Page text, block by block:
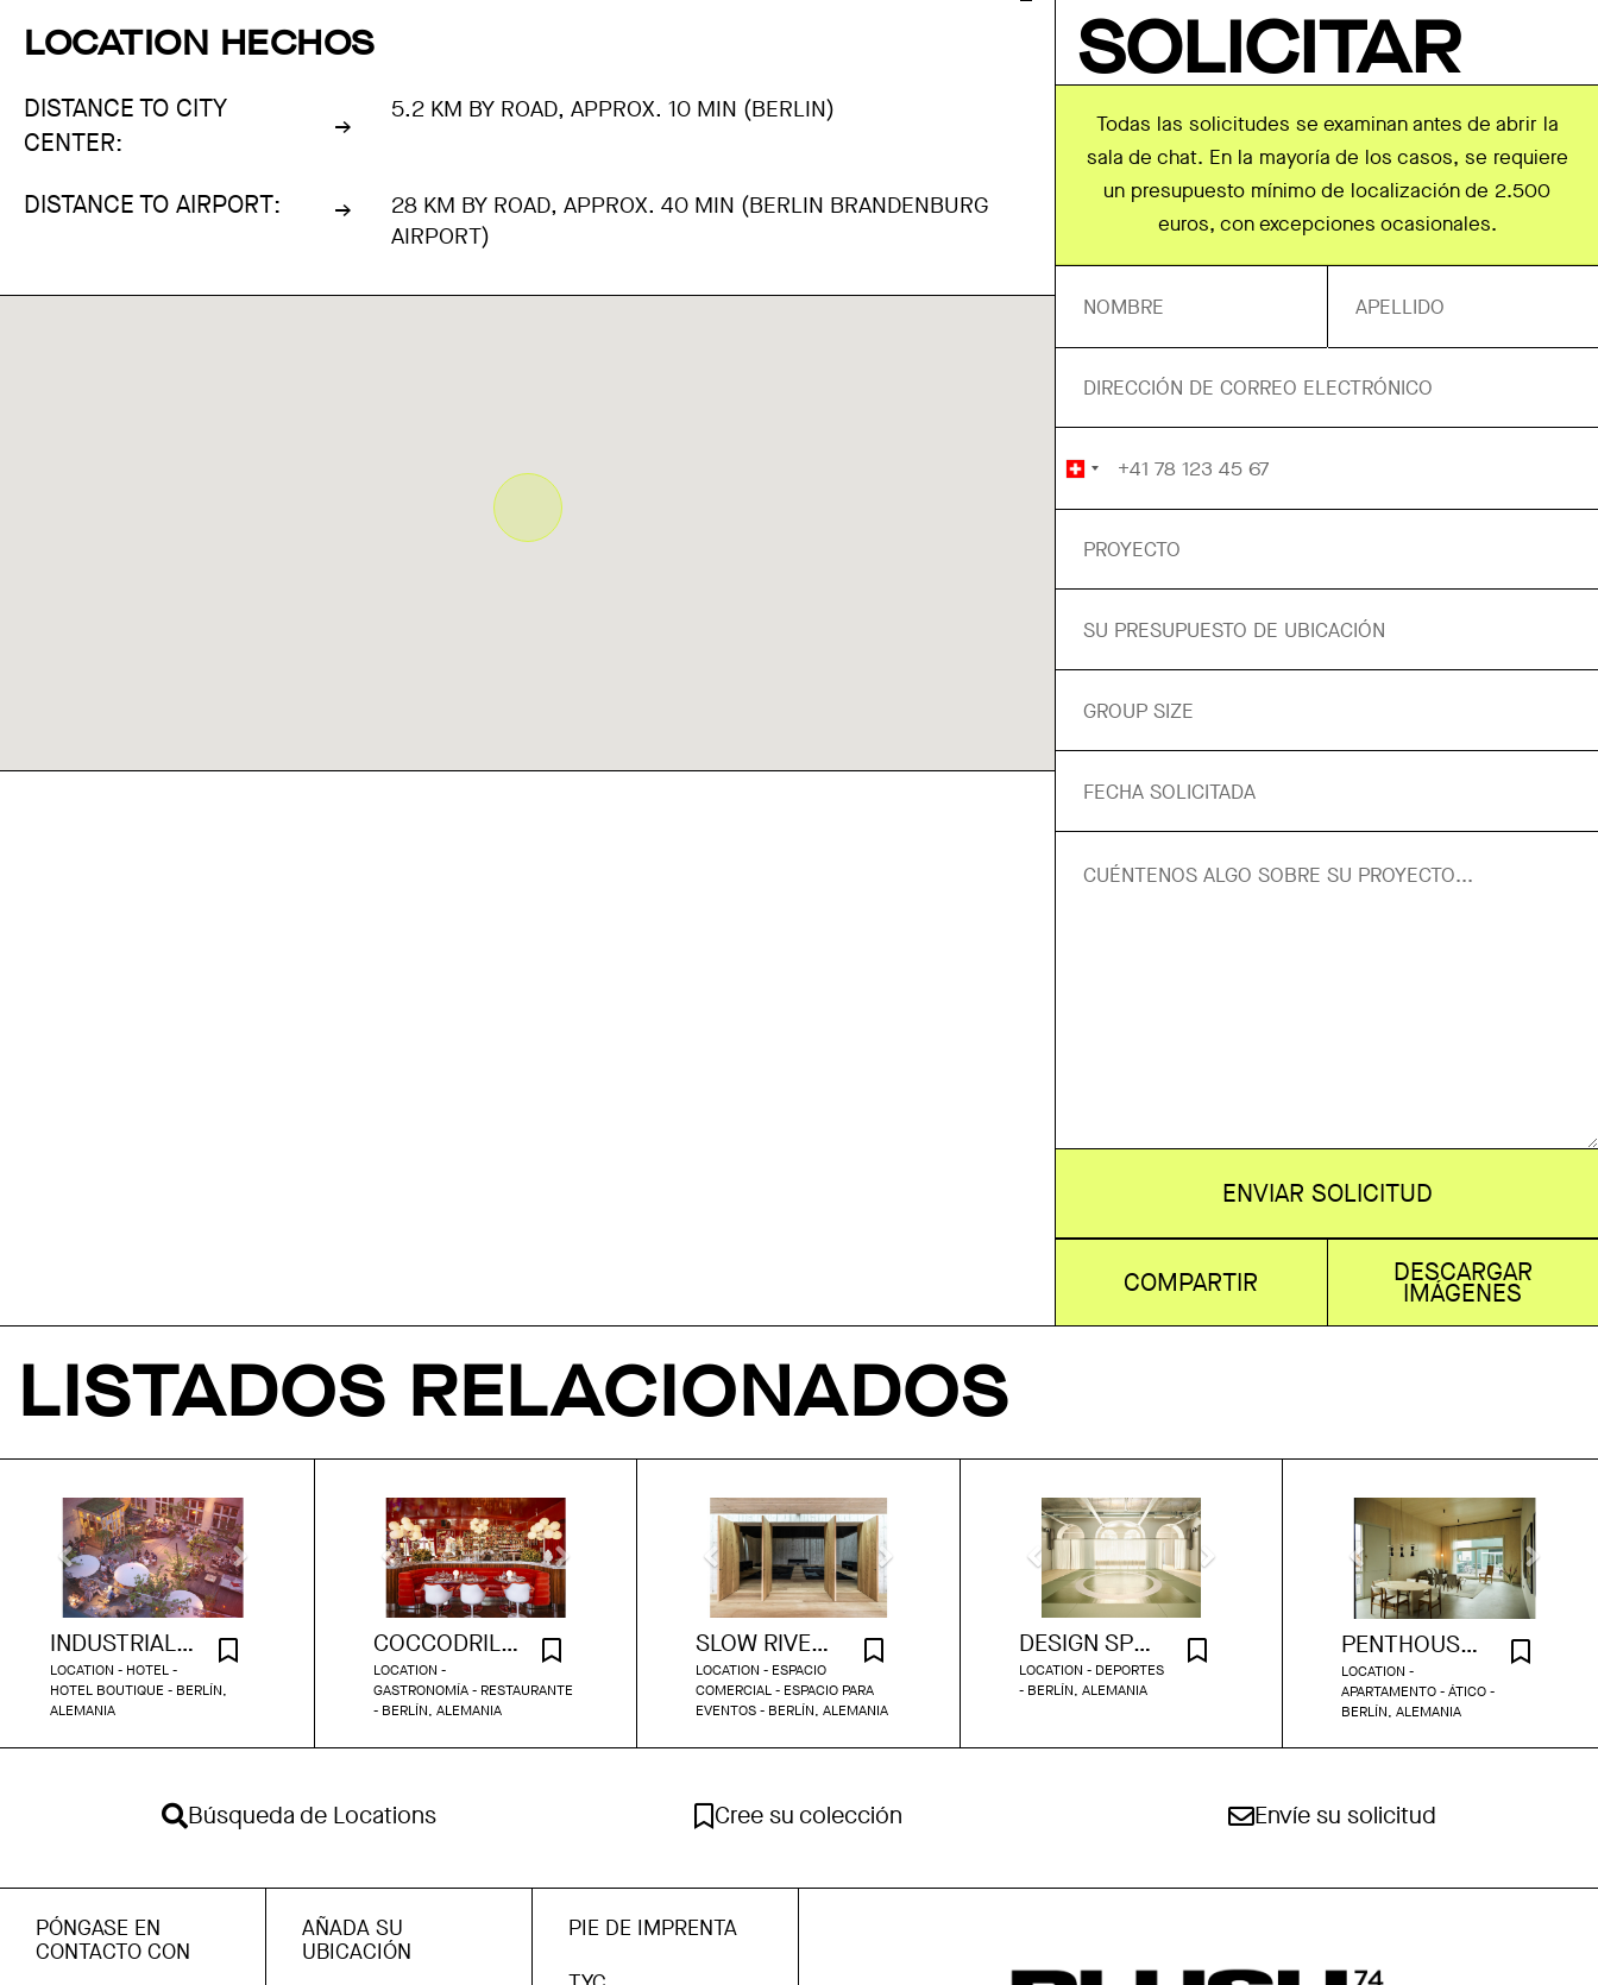
LOCATION HECHOS
DISTANCE TO CITY
CENTER:
5.2 KM BY ROAD, APPROX. 10 MIN (BERLIN)
DISTANCE TO AIRPORT:
28 KM BY ROAD, APPROX. 40 MIN (BERLIN BRANDENBURG
AIRPORT)
SOLICITAR
Todas las solicitudes se examinan antes de abrir la
sala de chat. En la mayoría de los casos, se requiere
un presupuesto mínimo de localización de 2.500
euros, con excepciones ocasionales.
ENVIAR SOLICITUD
COMPARTIR DESCARGAR
IMÁGENES
LISTADOS RELACIONADOS
INDUSTRIAL BOUTIQUE HOTEL BERLIN
LOCATION - HOTEL -
HOTEL BOUTIQUE - BERLÍN,
ALEMANIA
COCCODRILLO
LOCATION -
GASTRONOMÍA - RESTAURANTE
- BERLÍN, ALEMANIA
SLOW RIVERSIDE SOUND TEMPLE
LOCATION - ESPACIO
COMERCIAL - ESPACIO PARA
EVENTOS - BERLÍN, ALEMANIA
DESIGN SPORTS STUDIO
LOCATION - DEPORTES
- BERLÍN, ALEMANIA
PENTHOUSE LOFT 551
LOCATION -
APARTAMENTO - ÁTICO -
BERLÍN, ALEMANIA
Búsqueda de Locations Cree su colección Envíe su solicitud
PÓNGASE EN
CONTACTO CON
AÑADA SU
UBICACIÓN
PIE DE IMPRENTA